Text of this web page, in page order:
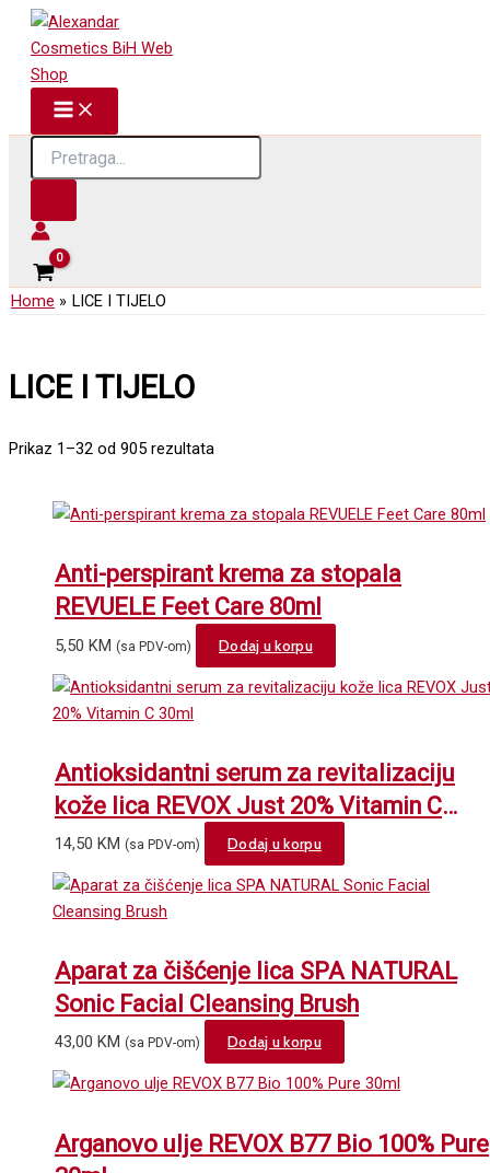
Skip
content
Products
search
Home LICE I TIJELO
LICE I TIJELO
Prikaz 1–32 od 905 rezultata
Anti-perspirant krema za stopala
REVUELE Feet Care 80ml
5,50 KM (sa PDV-om) Dodaj u korpu
Antioksidantni serum za revitalizaciju
kože lica REVOX Just 20% Vitamin C
30ml
14,50 KM (sa PDV-om) Dodaj u korpu
Aparat za čišćenje lica SPA NATURAL
Sonic Facial Cleansing Brush
43,00 KM (sa PDV-om) Dodaj u korpu
Arganovo ulje REVOX B77 Bio 100% Pure